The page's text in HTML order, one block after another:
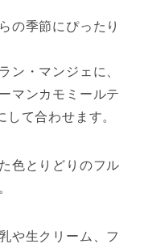
の季節にぴったり
ン・マンジェに、
マンカモミールテ
て合わせます。
色とりどりのフル
や生クリーム、フ